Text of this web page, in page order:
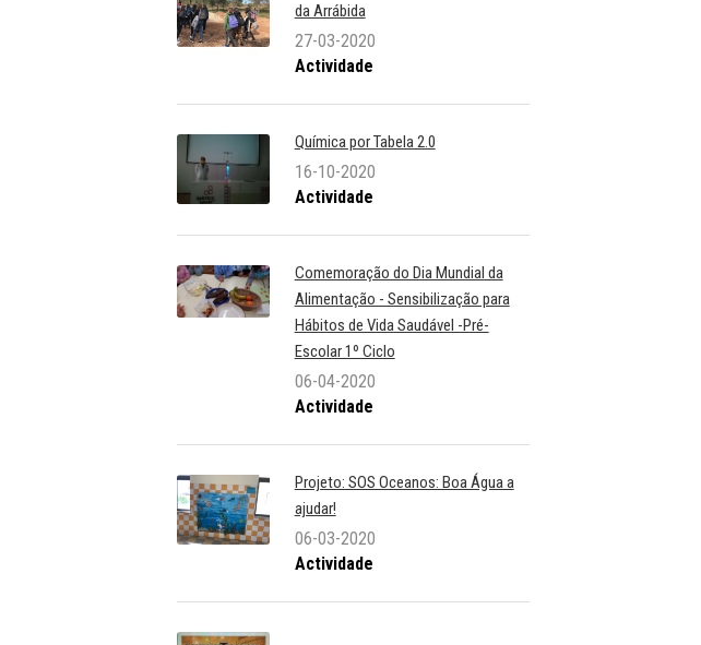
da Arrábida
27-03-2020
Actividade
Química por Tabela 2.0
16-10-2020
Actividade
Comemoração do Dia Mundial da
Alimentação - Sensibilização para
Hábitos de Vida Saudável -Pré-
Escolar 1º Ciclo
06-04-2020
Actividade
Projeto: SOS Oceanos: Boa Água a
ajudar!
06-03-2020
Actividade